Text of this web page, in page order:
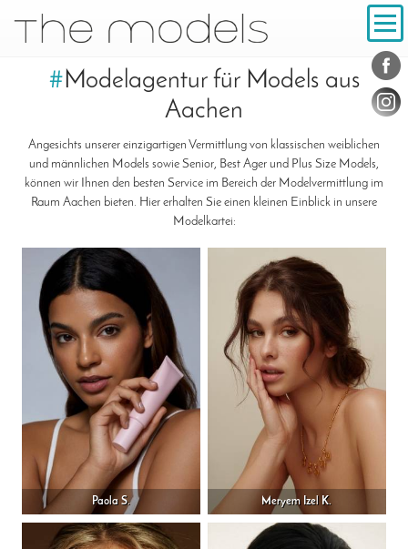
Navigation
#Modelagentur für Models aus
Aachen
Angesichts unserer einzigartigen Vermittlung von klassischen weiblichen
und männlichen Models sowie Senior, Best Ager und Plus Size Models,
können wir Ihnen den besten Service im Bereich der Modelvermittlung im
Raum Aachen bieten. Hier erhalten Sie einen kleinen Einblick in unsere
Modelkartei:
Paola S. Meryem Izel K.